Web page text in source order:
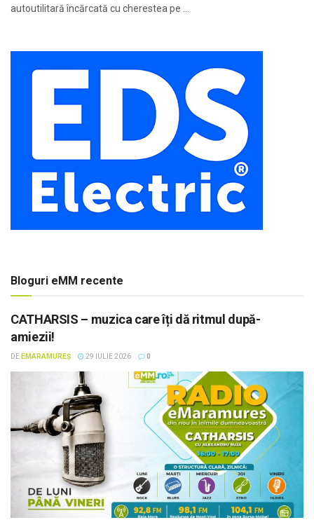
autoutilitară încărcată cu cherestea pe ...
Bloguri eMM recente
CATHARSIS – muzica care îți dă ritmul după-
amiezii!
DE EMARAMUREȘ 29 IULIE 2026 0